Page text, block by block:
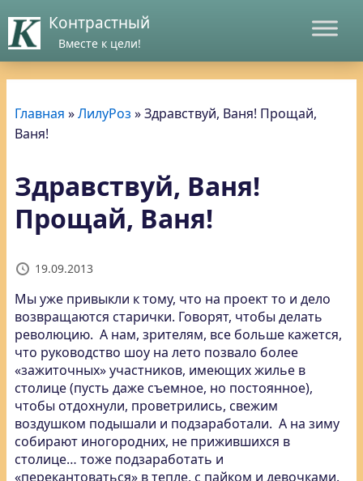
Контрастный
Вместе к цели!
Главная »ЛилуРоз »Здравствуй, Ваня! Прощай,
Ваня!
Здравствуй, Ваня!
Прощай, Ваня!
19.09.2013
Мы уже привыкли к тому, что на проект то и дело
возвращаются старички. Говорят, чтобы делать
революцию. А нам, зрителям, все больше кажется,
что руководство шоу на лето позвало более
«зажиточных» участников, имеющих жилье в
столице (пусть даже съемное, но постоянное),
чтобы отдохнули, проветрились, свежим
воздушком подышали и подзаработали. А на зиму
собирают иногородних, не прижившихся в
столице… тоже подзаработать и
«перекантоваться» в тепле, с пайком и девочками.